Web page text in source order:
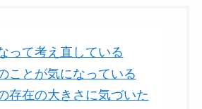
って考え直している
ことが気になっている
存在の大きさに気づいた